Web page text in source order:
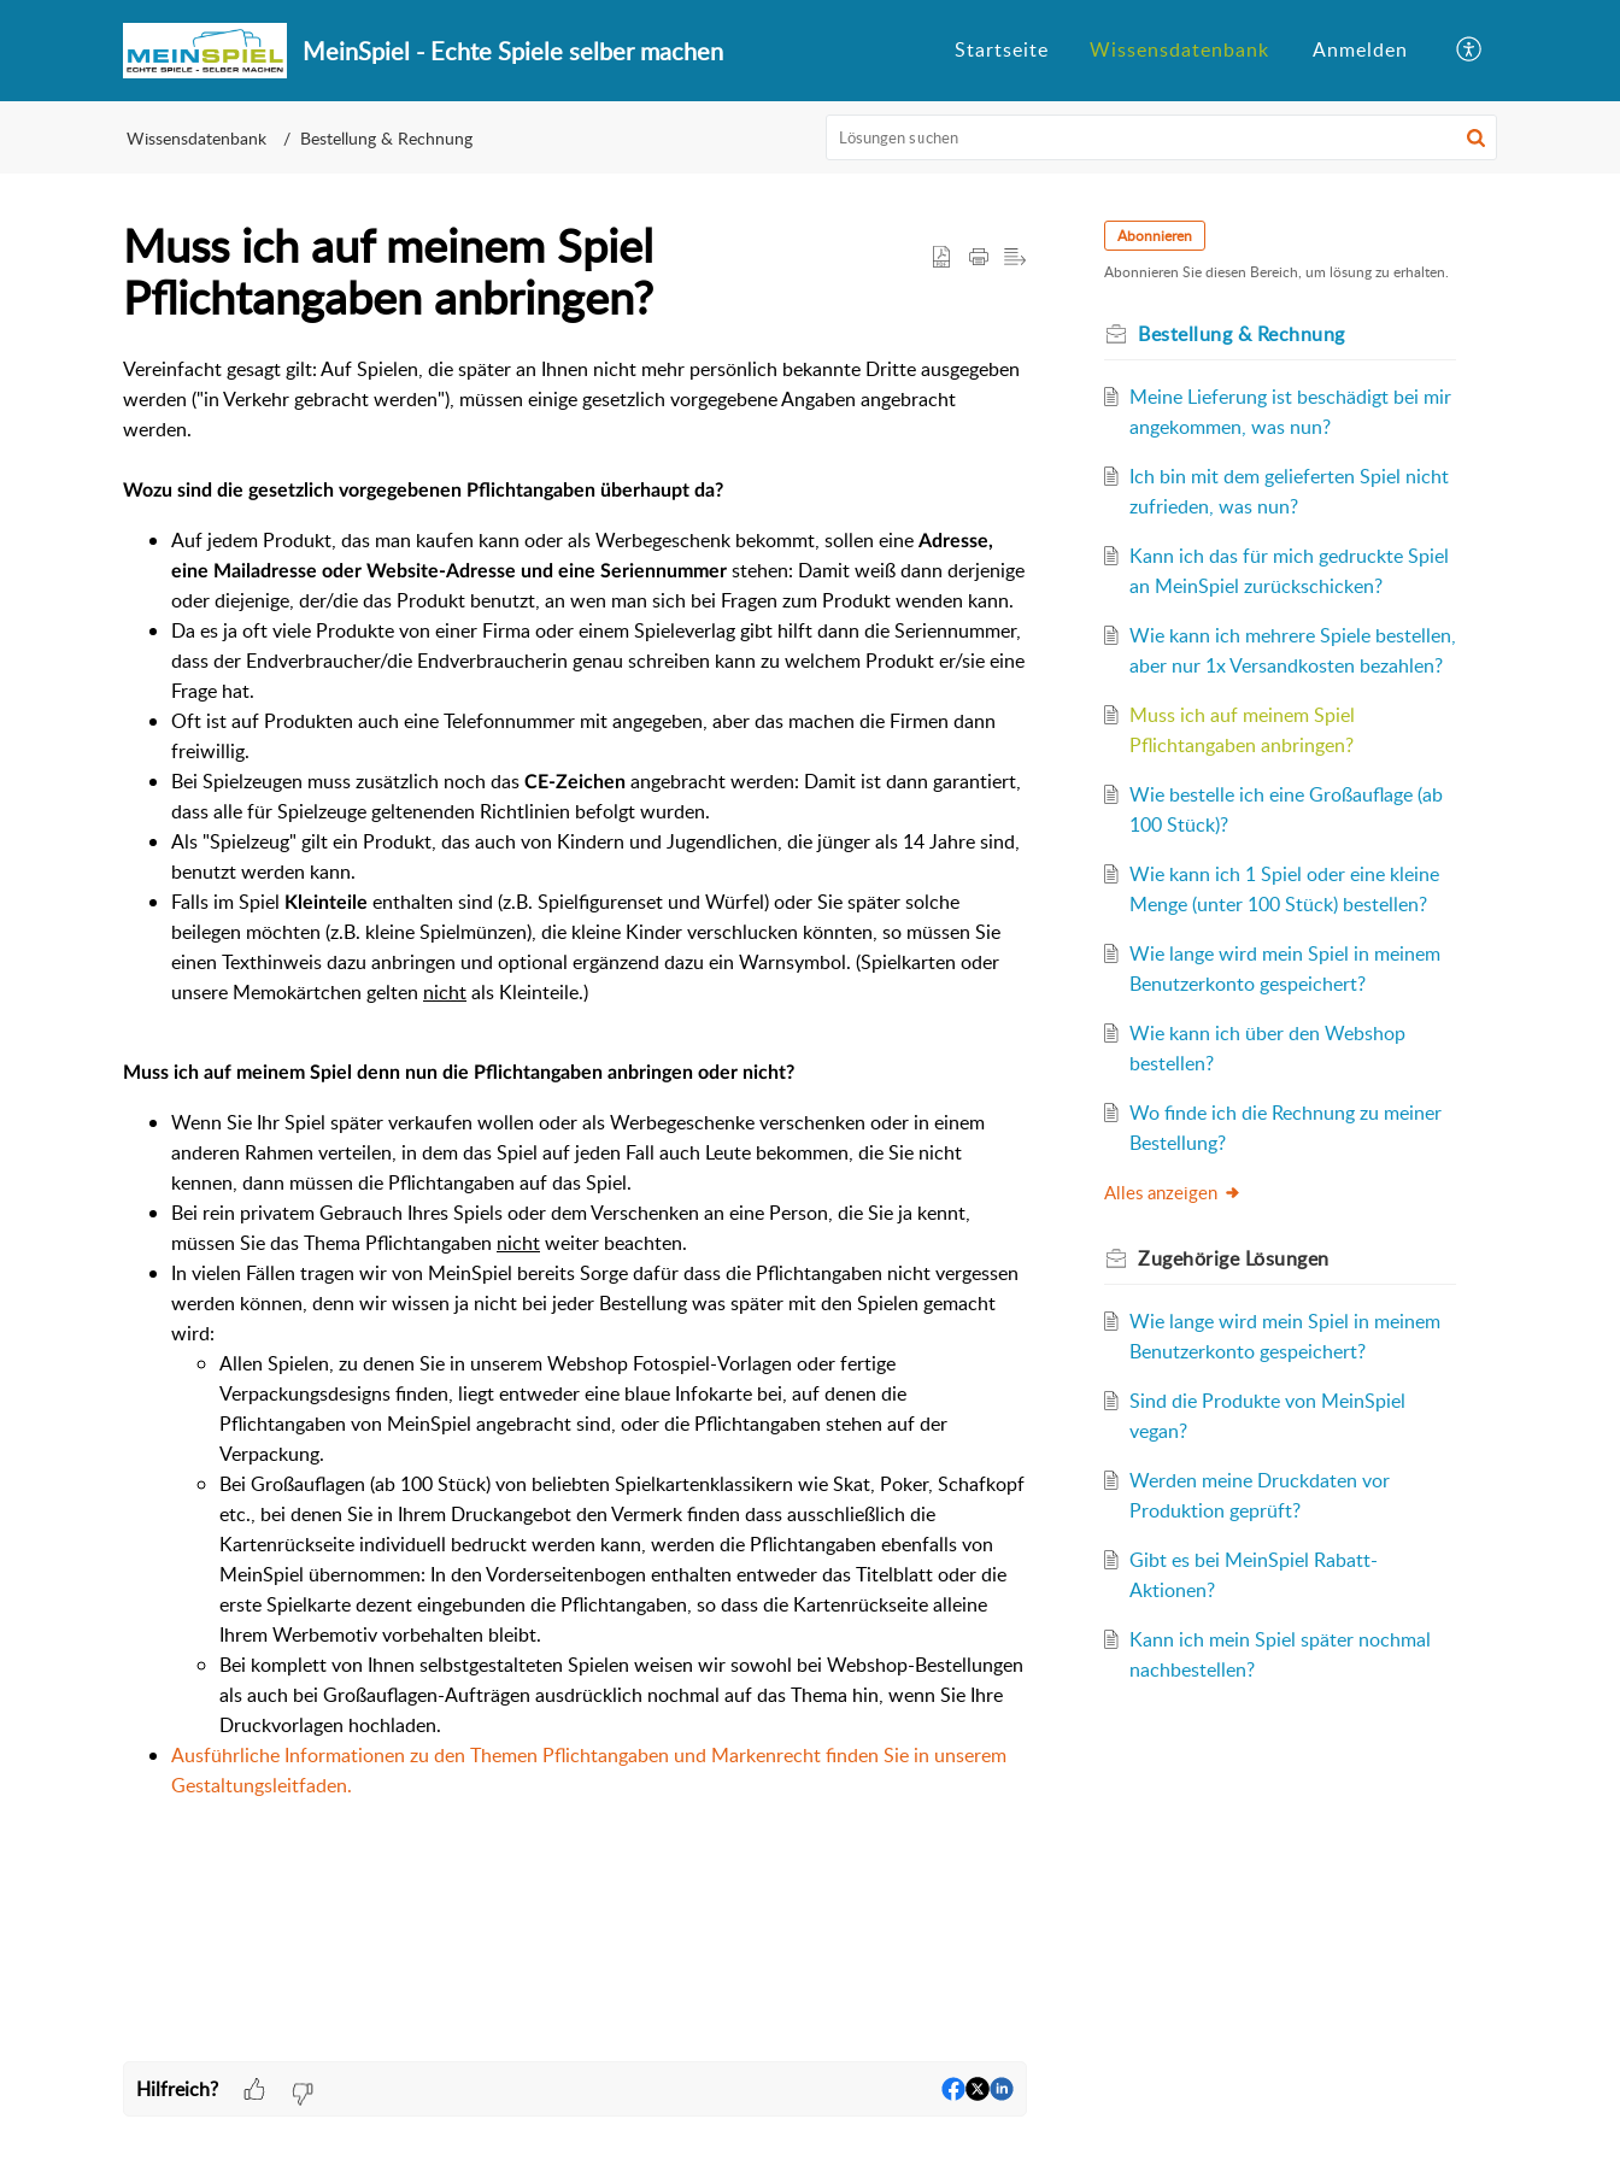
MeinSpiel - Echte Spiele selber machen Startseite Wissensdatenbank Anmelden
Wissensdatenbank Bestellung & Rechnung
Muss ich auf meinem Spiel
Pflichtangaben anbringen?
Vereinfacht gesagt gilt: Auf Spielen, die später an Ihnen nicht mehr persönlich bekannte Dritte ausgegeben
werden ("in Verkehr gebracht werden"), müssen einige gesetzlich vorgegebene Angaben angebracht
werden.
Wozu sind die gesetzlich vorgegebenen Pflichtangaben überhaupt da?
Auf jedem Produkt, das man kaufen kann oder als Werbegeschenk bekommt, sollen eine Adresse,
eine Mailadresse oder Website-Adresse und eine Seriennummer stehen: Damit weiß dann derjenige
oder diejenige, der/die das Produkt benutzt, an wen man sich bei Fragen zum Produkt wenden kann.
Da es ja oft viele Produkte von einer Firma oder einem Spieleverlag gibt hilft dann die Seriennummer,
dass der Endverbraucher/die Endverbraucherin genau schreiben kann zu welchem Produkt er/sie eine
Frage hat.
Oft ist auf Produkten auch eine Telefonnummer mit angegeben, aber das machen die Firmen dann
freiwillig.
Bei Spielzeugen muss zusätzlich noch das CE-Zeichen angebracht werden: Damit ist dann garantiert,
dass alle für Spielzeuge geltenenden Richtlinien befolgt wurden.
Als "Spielzeug" gilt ein Produkt, das auch von Kindern und Jugendlichen, die jünger als 14 Jahre sind,
benutzt werden kann.
Falls im Spiel Kleinteile enthalten sind (z.B. Spielfigurenset und Würfel) oder Sie später solche
beilegen möchten (z.B. kleine Spielmünzen), die kleine Kinder verschlucken könnten, so müssen Sie
einen Texthinweis dazu anbringen und optional ergänzend dazu ein Warnsymbol. (Spielkarten oder
unsere Memokärtchen gelten nichtals Kleinteile.)
Muss ich auf meinem Spiel denn nun die Pflichtangaben anbringen oder nicht?
Wenn Sie Ihr Spiel später verkaufen wollen oder als Werbegeschenke verschenken oder in einem
anderen Rahmen verteilen, in dem das Spiel auf jeden Fall auch Leute bekommen, die Sie nicht
kennen, dann müssen die Pflichtangaben auf das Spiel.
Bei rein privatem Gebrauch Ihres Spiels oder dem Verschenken an eine Person, die Sie ja kennt,
müssen Sie das Thema Pflichtangaben nichtweiter beachten.
In vielen Fällen tragen wir von MeinSpiel bereits Sorge dafür dass die Pflichtangaben nicht vergessen
werden können, denn wir wissen ja nicht bei jeder Bestellung was später mit den Spielen gemacht
wird:
Allen Spielen, zu denen Sie in unserem Webshop Fotospiel-Vorlagen oder fertige
Verpackungsdesigns finden, liegt entweder eine blaue Infokarte bei, auf denen die
Pflichtangaben von MeinSpiel angebracht sind, oder die Pflichtangaben stehen auf der
Verpackung.
Bei Großauflagen (ab 100 Stück) von beliebten Spielkartenklassikern wie Skat, Poker, Schafkopf
etc., bei denen Sie in Ihrem Druckangebot den Vermerk finden dass ausschließlich die
Kartenrückseite individuell bedruckt werden kann, werden die Pflichtangaben ebenfalls von
MeinSpiel übernommen: In den Vorderseitenbogen enthalten entweder das Titelblatt oder die
erste Spielkarte dezent eingebunden die Pflichtangaben, so dass die Kartenrückseite alleine
Ihrem Werbemotiv vorbehalten bleibt.
Bei komplett von Ihnen selbstgestalteten Spielen weisen wir sowohl bei Webshop-Bestellungen
als auch bei Großauflagen-Aufträgen ausdrücklich nochmal auf das Thema hin, wenn Sie Ihre
Druckvorlagen hochladen.
Ausführliche Informationen zu den Themen Pflichtangaben und Markenrecht finden Sie in unserem
Gestaltungsleitfaden.
Hilfreich?
Abonnieren
Abonnieren Sie diesen Bereich, um lösung zu erhalten.
Bestellung & Rechnung
Meine Lieferung ist beschädigt bei mir
angekommen, was nun?
Ich bin mit dem gelieferten Spiel nicht
zufrieden, was nun?
Kann ich das für mich gedruckte Spiel
an MeinSpiel zurückschicken?
Wie kann ich mehrere Spiele bestellen,
aber nur 1x Versandkosten bezahlen?
Muss ich auf meinem Spiel
Pflichtangaben anbringen?
Wie bestelle ich eine Großauflage (ab
100 Stück)?
Wie kann ich 1 Spiel oder eine kleine
Menge (unter 100 Stück) bestellen?
Wie lange wird mein Spiel in meinem
Benutzerkonto gespeichert?
Wie kann ich über den Webshop
bestellen?
Wo finde ich die Rechnung zu meiner
Bestellung?
Alles anzeigen
Zugehörige Lösungen
Wie lange wird mein Spiel in meinem
Benutzerkonto gespeichert?
Sind die Produkte von MeinSpiel
vegan?
Werden meine Druckdaten vor
Produktion geprüft?
Gibt es bei MeinSpiel Rabatt-
Aktionen?
Kann ich mein Spiel später nochmal
nachbestellen?